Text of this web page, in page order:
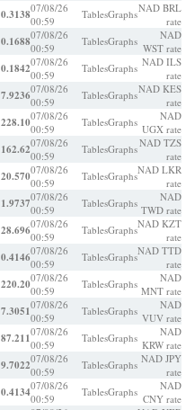
0.313807/08/26
00:59
TablesGraphsNAD BRL
rate
0.168807/08/26
00:59
TablesGraphs
NAD
WST rate
0.184207/08/26
00:59
TablesGraphs NAD ILS
rate
7.923607/08/26
00:59
TablesGraphsNAD KES
rate
228.1007/08/26
00:59
TablesGraphs
NAD
UGX rate
162.6207/08/26
00:59
TablesGraphsNAD TZS
rate
20.57007/08/26
00:59
TablesGraphsNAD LKR
rate
1.973707/08/26
00:59
TablesGraphs
NAD
TWD rate
28.69607/08/26
00:59
TablesGraphsNAD KZT
rate
0.414607/08/26
00:59
TablesGraphsNAD TTD
rate
220.2007/08/26
00:59
TablesGraphs
NAD
MNT rate
7.305107/08/26
00:59
TablesGraphs
NAD
VUV rate
87.21107/08/26
00:59
TablesGraphs
NAD
KRW rate
9.702207/08/26
00:59
TablesGraphs NAD JPY
rate
0.413407/08/26
00:59
TablesGraphs
NAD
CNY rate